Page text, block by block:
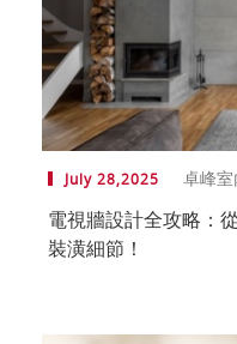
July 28,2025 卓峰
電視牆設計全攻略：
裝潢細節！